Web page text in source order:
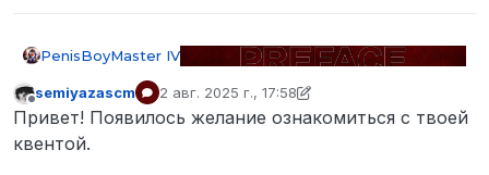
PenisBoyMaster IV
Имя, фамилия
Не в сети
semiyazascm 2 авг. 2025 г., 17:58
отредактировано semiyazascm
Привет! Появилось желание ознакомиться с твоей
квентой.